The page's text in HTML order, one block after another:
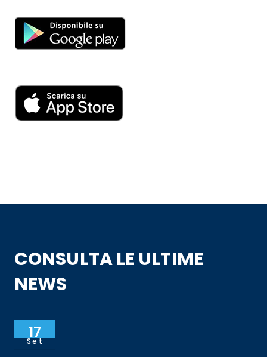
CONSULTA LE ULTIME
NEWS
17
Set